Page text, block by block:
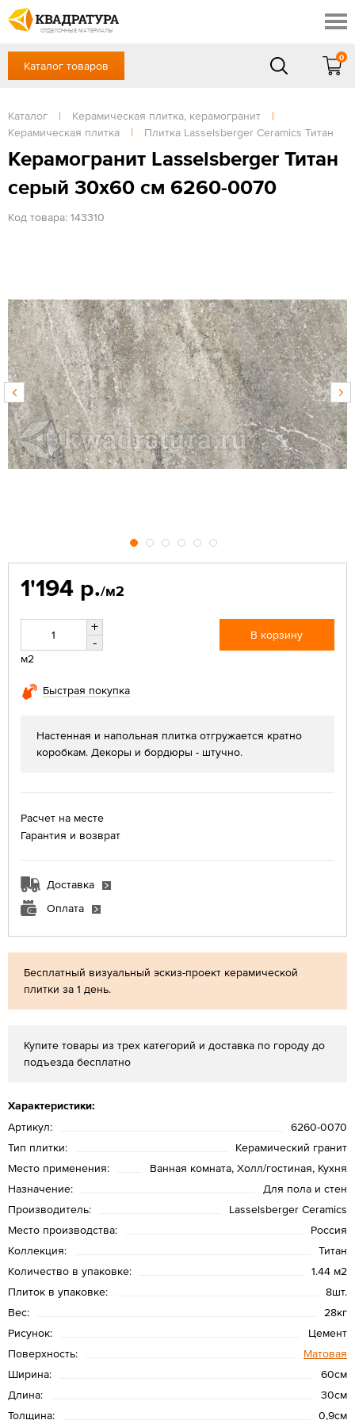
ОТДЕЛОЧНЫЕ МАТЕРИАЛЫ
Профи
Контакты
Доставка и оплата
Выставочный зал
Готовые решения
+7 (861) 217-94-70
Сб, Вс — выходной
ЗАКАЗАТЬ ЗВОНОК
Вход / Регистрация
Каталог товаров
0
Каталог | Керамическая плитка, керамогранит
|
Керамическая плитка
| Плитка Lasselsberger Ceramics Титан
Керамогранит Lasselsberger Титан
серый 30х60 см 6260-0070
Код товара: 143310
Бесплатный визуальный эскиз-проект керамической
плитки за 1 день.
Купите товары из трех категорий и доставка по городу до
подъезда бесплатно
Характеристики:
Артикул:
6260-0070
Тип плитки:
Керамический гранит
Место применения:
Ванная комната, Холл/гостиная, Кухня
Назначение:
Для пола и стен
Производитель:
Lasselsberger Ceramics
Место производства:
Россия
Коллекция:
Титан
Количество в упаковке:
1.44 м2
Плиток в упаковке:
8шт.
Вес:
28кг
Рисунок:
Цемент
Поверхность:
Матовая
Ширина:
60см
Длина:
30см
Толщина:
0,9см
1'194 р./м2
+
-
м2
В корзину
Быстрая покупка
Настенная и напольная плитка отгружается кратно
коробкам. Декоры и бордюры - штучно.
Расчет на месте
Гарантия и возврат
Доставка
Оплата